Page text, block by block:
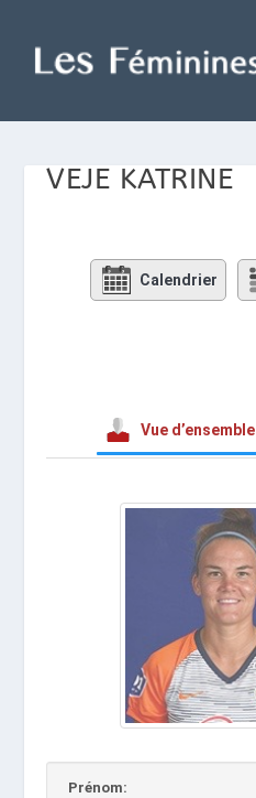
VEJE KATRINE
Calendrier
Vue d’ensemble
Prénom: